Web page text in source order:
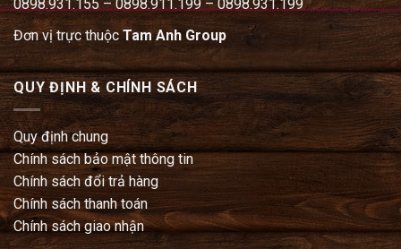
0898.931.155 – 0898.911.199 – 0898.931.199
Đơn vị trực thuộcTam Anh Group
QUY ĐỊNH & CHÍNH SÁCH
Quy định chung
Chính sách bảo mật thông tin
Chính sách đổi trả hàng
Chính sách thanh toán
Chính sách giao nhận